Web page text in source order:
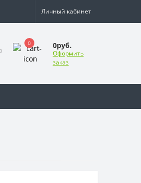
Личный кабинет
0 0руб.
Оформить
заказ